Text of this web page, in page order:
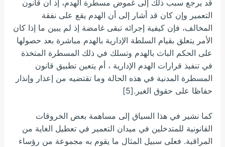
قد يرجع سبب ذلك إلى غموض مسطرة الهدم، إذ أن قانون
التعمير وإن كان قد أشار إلى أن الهدم يقع على نفقة
المخالف، فإن كيفية إجرائه تبقى غامضة إذ لم يبين ما إذا كان
الأمر يتعلق بقيام السلطة الإدارية بالهدم مباشرة بعد حصولها
على الحكم الباث بالهدم وتسلك في ذلك المسطرة المتخذة
في تنفيذ قرارات الهدم الإدارية ، أم يتعين تطبيق قانون
المسطرة المدنية في هذه الحالة وما تقتضيه من إعذار وإنذار
حفاظا على حقوق الغير.[5]
كما نشير في هذا السياق إلى مساهمة بعض الخروقات
القانونية للمتدخلين في ميدان التعمير في تعطيل الغاية من
المراقبة. فعلى سبيل المثال ما يقوم به مجموعة من رؤساء